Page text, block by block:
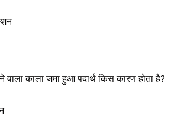
वाला काला जमा हुआ पदार्थ किस कारण होता है?